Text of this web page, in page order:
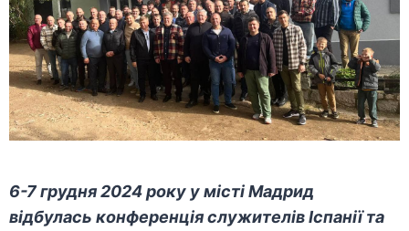
6-7 грудня 2024 року у місті Мадрид
відбулась конференція служителів Іспанії та